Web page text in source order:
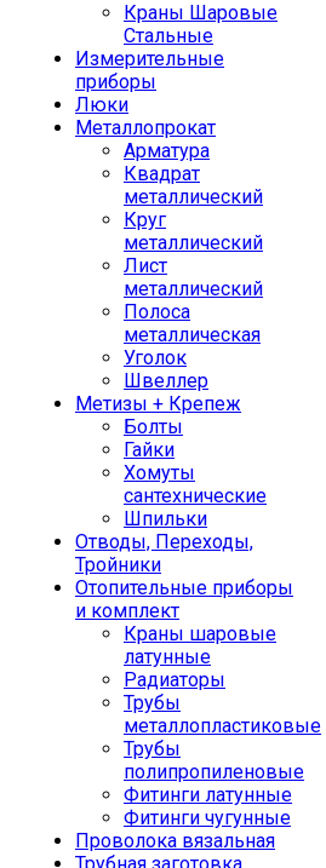
Краны Шаровые
Стальные
Измерительные
приборы
Люки
Металлопрокат
Арматура
Квадрат
металлический
Круг
металлический
Лист
металлический
Полоса
металлическая
Уголок
Швеллер
Метизы + Крепеж
Болты
Гайки
Хомуты
сантехнические
Шпильки
Отводы, Переходы,
Тройники
Отопительные приборы
и комплект
Краны шаровые
латунные
Радиаторы
Трубы
металлопластиковые
Трубы
полипропиленовые
Фитинги латунные
Фитинги чугунные
Проволока вязальная